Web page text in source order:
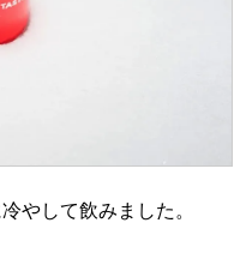
やして飲みました。